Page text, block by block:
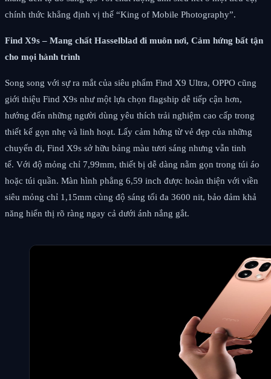
chính thức khẳng định vị thế “King of Mobile Photography”.
Find X9s – Mang chất Hasselblad đi muôn nơi, Cảm hứng bất tận
cho mọi hành trình
Song song với sự ra mắt của siêu phẩm Find X9 Ultra, OPPO cũng
giới thiệu Find X9s như một lựa chọn flagship dễ tiếp cận hơn,
hướng đến những người dùng yêu thích trải nghiệm cao cấp trong
thiết kế gọn nhẹ và linh hoạt. Lấy cảm hứng từ vẻ đẹp của những
chuyến đi, Find X9s sở hữu bảng màu tươi sáng nhưng vẫn tinh
tế. Với độ mỏng chỉ 7,99mm, thiết bị dễ dàng nằm gọn trong túi áo
hoặc túi quần. Màn hình phẳng 6,59 inch được hoàn thiện với viền
siêu mỏng chỉ 1,15mm cùng độ sáng tối đa 3600 nit, bảo đảm khả
năng hiển thị rõ ràng ngay cả dưới ánh nắng gắt.